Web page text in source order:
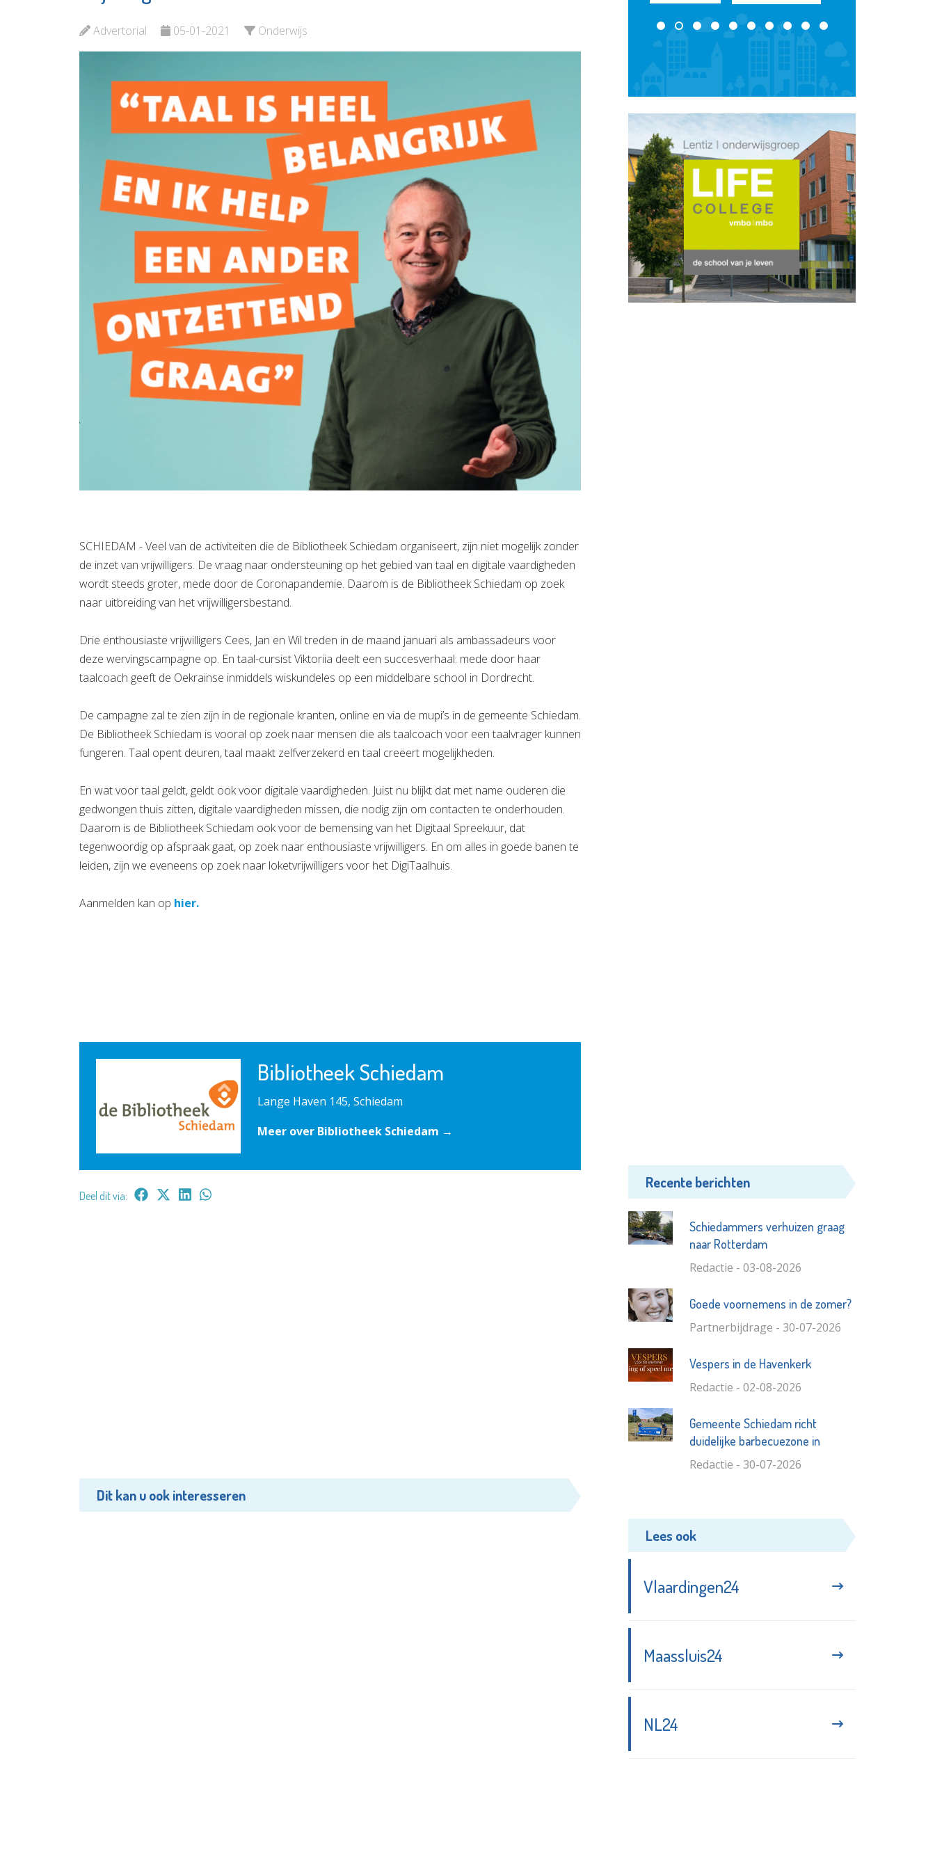
Advertorial 05-01-2021 Onderwijs
SCHIEDAM - Veel van de activiteiten die de Bibliotheek Schiedam organiseert, zijn niet mogelijk zonder
de inzet van vrijwilligers. De vraag naar ondersteuning op het gebied van taal en digitale vaardigheden
wordt steeds groter, mede door de Coronapandemie. Daarom is de Bibliotheek Schiedam op zoek
naar uitbreiding van het vrijwilligersbestand.
Drie enthousiaste vrijwilligers Cees, Jan en Wil treden in de maand januari als ambassadeurs voor
deze wervingscampagne op. En taal-cursist Viktoriia deelt een succesverhaal: mede door haar
taalcoach geeft de Oekraïnse inmiddels wiskundeles op een middelbare school in Dordrecht.
De campagne zal te zien zijn in de regionale kranten, online en via de mupi’s in de gemeente Schiedam.
De Bibliotheek Schiedam is vooral op zoek naar mensen die als taalcoach voor een taalvrager kunnen
fungeren. Taal opent deuren, taal maakt zelfverzekerd en taal creëert mogelijkheden.
En wat voor taal geldt, geldt ook voor digitale vaardigheden. Juist nu blijkt dat met name ouderen die
gedwongen thuis zitten, digitale vaardigheden missen, die nodig zijn om contacten te onderhouden.
Daarom is de Bibliotheek Schiedam ook voor de bemensing van het Digitaal Spreekuur, dat
tegenwoordig op afspraak gaat, op zoek naar enthousiaste vrijwilligers. En om alles in goede banen te
leiden, zijn we eveneens op zoek naar loketvrijwilligers voor het DigiTaalhuis.
Aanmelden kan op hier.
Bibliotheek Schiedam
Lange Haven 145, Schiedam
Meer over Bibliotheek Schiedam →
Deel dit via:
Dit kan u ook interesseren
Bekijk de pagina
Recente berichten
Schiedammers verhuizen graag
naar Rotterdam
Redactie - 03-08-2026
Goede voornemens in de zomer?
Partnerbijdrage - 30-07-2026
Vespers in de Havenkerk
Redactie - 02-08-2026
Gemeente Schiedam richt
duidelijke barbecuezone in
Redactie - 30-07-2026
Lees ook
Vlaardingen24
Maassluis24
NL24